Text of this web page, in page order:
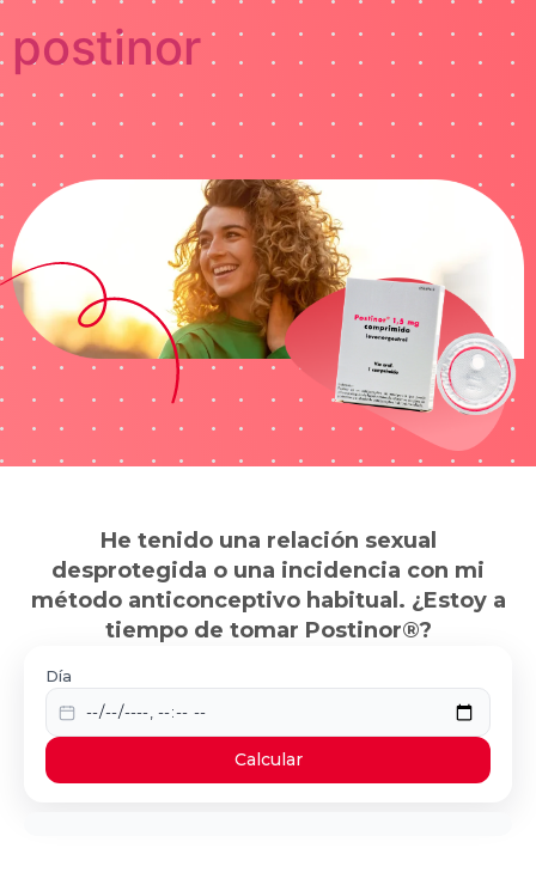
postinor
He tenido una relación sexual
desprotegida o una incidencia con mi
método anticonceptivo habitual. ¿Estoy a
tiempo de tomar Postinor®?
Día
Calcular